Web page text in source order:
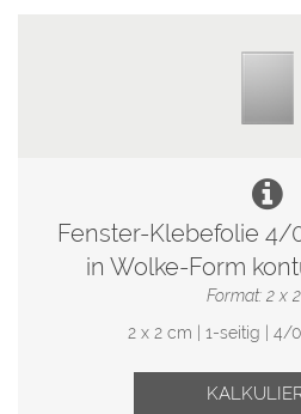
Fenster-Klebefolie 4/
in Wolke-Form
Format: 2 x
2 x 2 cm | 1-seitig | 4/